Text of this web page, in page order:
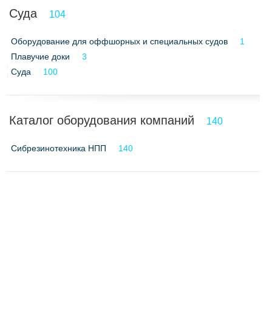
Суда 104
Оборудование для оффшорных и специальных судов
1
Плавучие доки
3
Cуда
100
Каталог оборудования компаний 140
Сибрезинотехника НПП 140